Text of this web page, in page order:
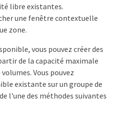
libre existantes.
une fenêtre contextuelle
zone.
vous pouvez créer des
de la capacité maximale
Vous pouvez
existante sur un groupe de
l'une des méthodes suivantes